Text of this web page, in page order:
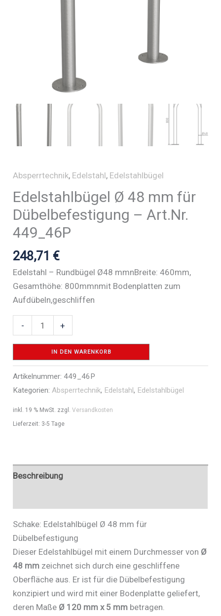
Absperrtechnik, Edelstahl, Edelstahlbügel
Edelstahlbügel Ø 48 mm für
Dübelbefestigung – Art.Nr.
449_46P
248,71 €
Edelstahl – Rundbügel Ø48 mmnBreite: 460mm,
Gesamthöhe: 800mmnmit Bodenplatten zum
Aufdübeln,geschliffen
-
Edelstahlbügel
Ø
mm
für
Dübelbefestigung
Art.Nr.
+
IN DEN WARENKORB
Artikelnummer:449_46P
Kategorien:Absperrtechnik, Edelstahl, Edelstahlbügel
inkl. 19 % MwSt. zzgl.Versandkosten
Lieferzeit: 3-5 Tage
Beschreibung
Schake: Edelstahlbügel Ø 48 mm für
Dübelbefestigung
Dieser Edelstahlbügel mit einem Durchmesser von Ø
48 mm zeichnet sich durch eine geschliffene
Oberfläche aus. Er ist für die Dübelbefestigung
konzipiert und wird mit einer Bodenplatte geliefert,
deren Maße Ø 120 mm x 5 mm betragen.